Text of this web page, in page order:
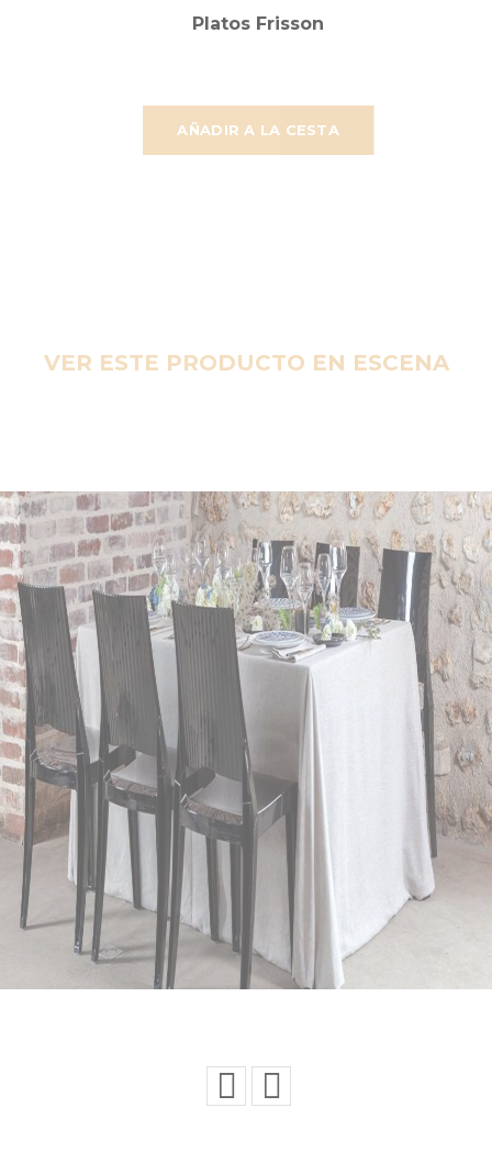
AÑADIR A LA CESTA
Platos Frisson
VER ESTE PRODUCTO EN ESCENA